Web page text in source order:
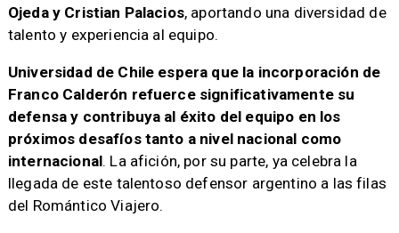
Ojeda y Cristian Palacios, aportando una diversidad de
talento y experiencia al equipo.
Universidad de Chile espera que la incorporación de
Franco Calderón refuerce significativamente su
defensa y contribuya al éxito del equipo en los
próximos desafíos tanto a nivel nacional como
internacional. La afición, por su parte, ya celebra la
llegada de este talentoso defensor argentino a las filas
del Romántico Viajero.